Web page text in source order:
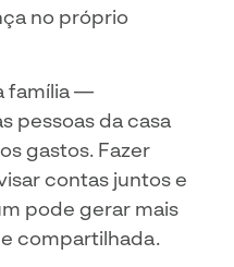
no próprio
família —
pessoas da casa
gastos. Fazer
contas juntos e
pode gerar mais
compartilhada.